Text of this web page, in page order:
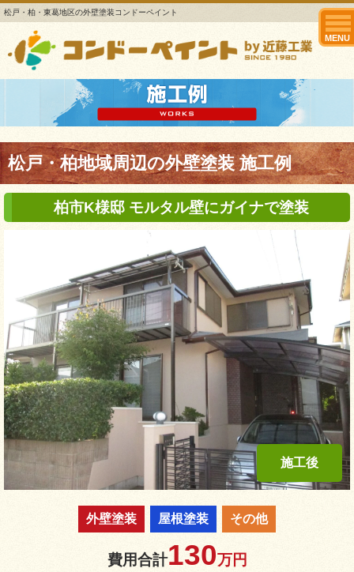
松戸・柏・東葛地区の外壁塗装コンドーペイント
MENU
松戸・柏地域周辺の外壁塗装 施工例
柏市K様邸 モルタル壁にガイナで塗装
外壁塗装 屋根塗装 その他
費用合計130万円